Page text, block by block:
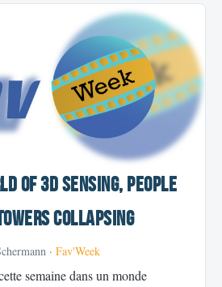
of 3D Sensing, PEOPLE
Towers Collapsing
· Fav'Week
semaine dans un monde